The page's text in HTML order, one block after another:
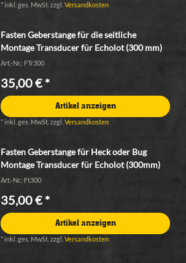
* inkl. ges. MwSt. zzgl.Versandkosten
Fasten Geberstange für die seitliche
Montage Transducer für Echolot (300 mm)
Art.-Nr.: FTr300
35,00 € *
Artikel anzeigen
* inkl. ges. MwSt. zzgl.Versandkosten
Fasten Geberstange für Heck oder Bug
Montage Transducer für Echolot (300mm)
Art.-Nr.: Ft300
35,00 € *
Artikel anzeigen
* inkl. ges. MwSt. zzgl.Versandkosten